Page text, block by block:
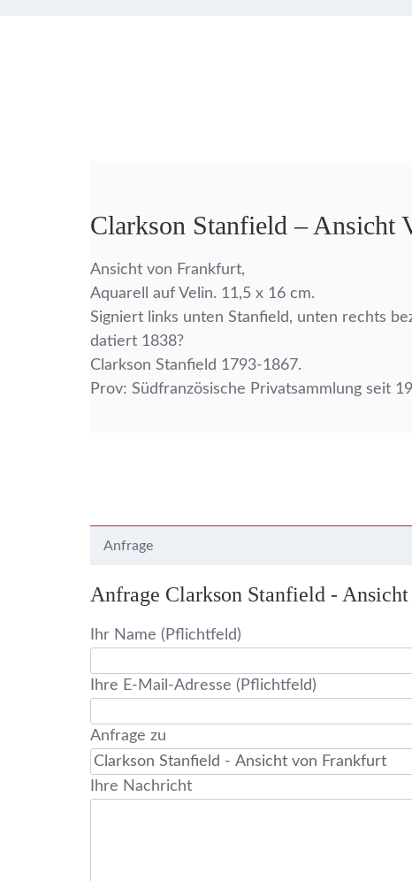
Clarkson Stanfield – Ansicht
Ansicht von Frankfurt,
Aquarell auf Velin. 11,5 x 16 cm.
Signiert links unten Stanfield, unten rechts
datiert 1838?
Clarkson Stanfield 1793-1867.
Prov: Südfranzösische Privatsammlung seit
Anfrage
Anfrage Clarkson Stanfield -
Ihr Name (Pflichtfeld)
Ihre E-Mail-Adresse (Pflichtfeld)
Anfrage zu
Ihre Nachricht